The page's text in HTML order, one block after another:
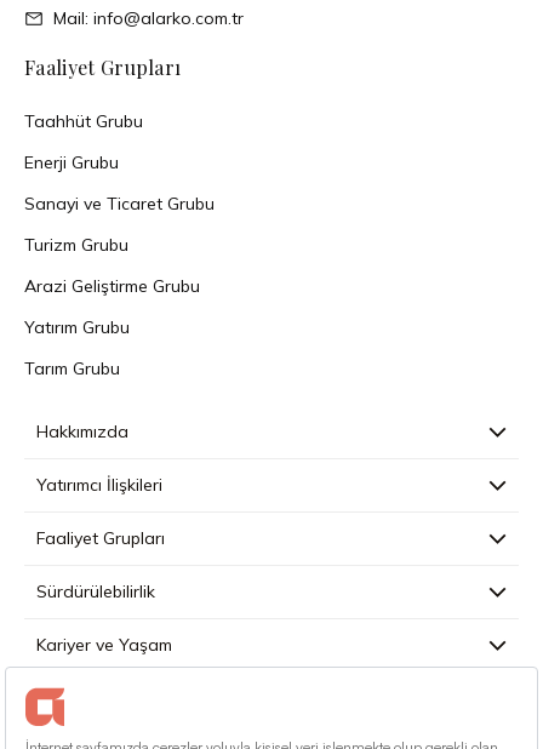
Mail: info@alarko.com.tr
Faaliyet Grupları
Taahhüt Grubu
Enerji Grubu
Sanayi ve Ticaret Grubu
Turizm Grubu
Arazi Geliştirme Grubu
Yatırım Grubu
Tarım Grubu
Hakkımızda
Yatırımcı İlişkileri
Faaliyet Grupları
Sürdürülebilirlik
Kariyer ve Yaşam
Basın